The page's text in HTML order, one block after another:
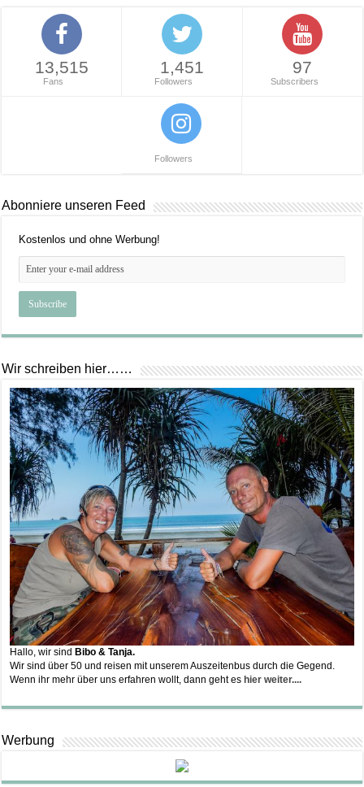
13,515
Fans
1,451
Followers
97
Subscribers
Followers
Abonniere unseren Feed
Kostenlos und ohne Werbung!
Wir schreiben hier……
Hallo, wir sind Bibo & Tanja.
Wir sind über 50 und reisen mit unserem Auszeitenbus durch die Gegend.
Wenn ihr mehr über uns erfahren wollt, dann geht es hier weiter....
Werbung